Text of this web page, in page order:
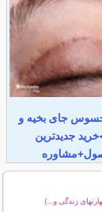
جای بخیه و
جدیدترین
زندگی و...)